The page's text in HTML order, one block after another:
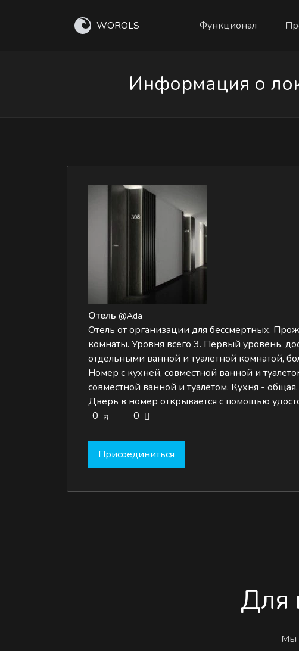
WOROLS Функционал
Информация о
Отель @Ada
Отель от организации для бессмертных.
комнаты. Уровня всего 3. Первый уровень,
отдельными ванной и туалетной комнатой,
Номер с кухней, совместной ванной и
совместной ванной и туалетом. Кухня -
Дверь в номер открывается с помощью
0
0
Присоединиться
Для
Мы